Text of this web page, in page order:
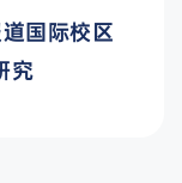
国际校区
究